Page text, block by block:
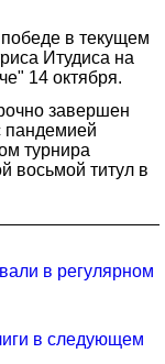
в текущем
Итудиса на
14 октября.
завершен
пандемией
турнира
восьмой титул в
в регулярном
в следующем